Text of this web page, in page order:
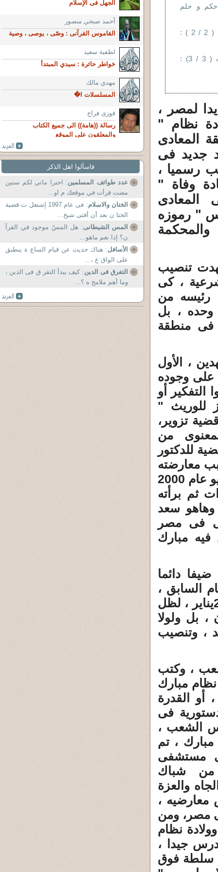
حكم و حلم
بين مبارك وأبى لهب ( 2 / 2 ) :
بين مبارك وأبى لهب ( 3 / 3) :
لمصر ،
نظام "
المعادى
فجر عهد جديد فى
رسميا ،
وفاة "
" رموزه
تنصيب
، كى
رئيسه من
، بل
منطقة
، الأول
، وحافظ على وجوده
التفكير أو
للوريث "
تزوير،
من
للدكتور
معارضته
المبكرة للتوريث ، وقد تم القبض عليه يوم 30 يونيو عام 2000
ثم برأته
سعد
فى مصر
فيه مبارك
دائما
السابق ،
وكان أخرها يوم جمعة الغضب ، ولولا قيام ثورة 25يناير ، لظل
بل ولولا
، وتنصيب
، وكتب
نظام مبارك
أو القدرة
فى
الشعب ،
، تم
مستشفى
من شباك
والعزة
،
مصر، ومن
نظام
جيدا ،
سلطة فوق
الجهل فى الإسلام
آحمد صبحي منصور
القاموس القرآنى : وصّى ، يوصى ، وصية
لطفية سعيد
خواطر حائرة : سيدي المبتدأ
مهدي مالك
المسلسلات ا�
فوزى فراج
رسالة ((هامة)) الى جميع الكتاب
والمعلقون على الموقع
فاسألوا اهل الذكر
عدد طوائف المسلمين: احترا ماتي لكم سنين
مضت قرأت في موقعك م او...
الختان والاسلام
: فى عام 1997 إشتعل ت قضية
الختا ن بعد أن أفتى شيخ...
المس الشيطانى: هل المسّ موجود في القرآ
ن؟ إذا نعم ماهو...
الأسافل: هناك حديث عن قيام الساع ة ينطبق
على الواق ع ،...
التفرق فى الدين: كيف يبدأ التفر ق فى الدين ،
وما أهم ملامح ه ؟...